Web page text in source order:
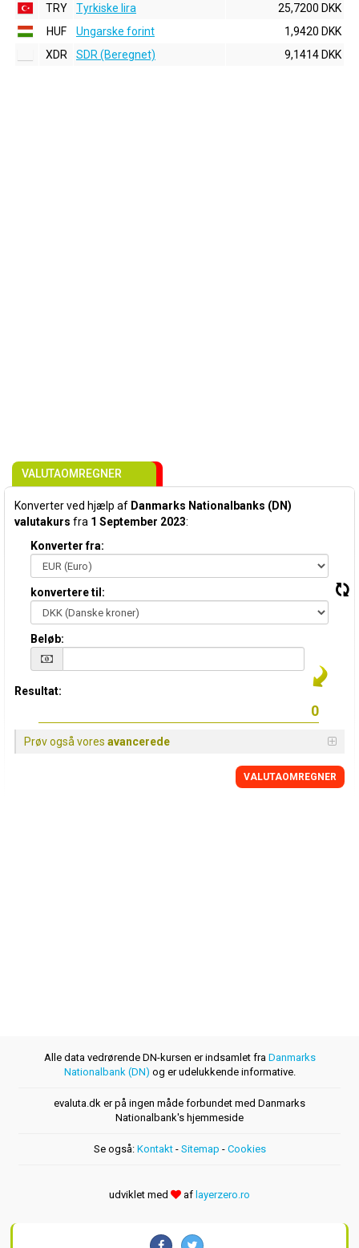
TRY
Tyrkiske lira
25,7200 DKK
HUF
Ungarske forint
1,9420 DKK
XDR
SDR (Beregnet) 9,1414 DKK
VALUTAOMREGNER
Konverter ved hjælp af Danmarks Nationalbanks (DN)
valutakurs fra 1 September 2023:
Konverter fra:
konvertere til:
Beløb:
Resultat:
Prøv også vores avancerede
VALUTAOMREGNER
Alle data vedrørende DN-kursen er indsamlet fra Danmarks
Nationalbank (DN) og er udelukkende informative.
evaluta.dk er på ingen måde forbundet med Danmarks
Nationalbank's hjemmeside
Se også: Kontakt- Sitemap - Cookies
udviklet med af layerzero.ro